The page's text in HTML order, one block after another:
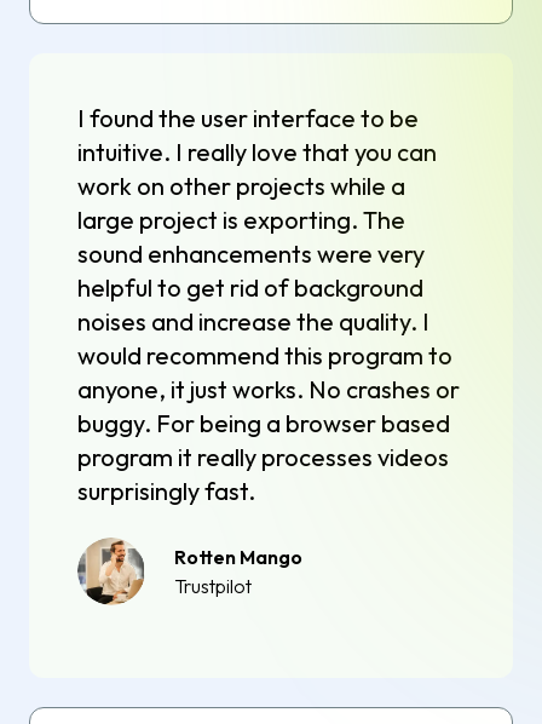
I found the user interface to be
intuitive. I really love that you can
work on other projects while a
large project is exporting. The
sound enhancements were very
helpful to get rid of background
noises and increase the quality. I
would recommend this program to
anyone, it just works. No crashes or
buggy. For being a browser based
program it really processes videos
surprisingly fast.
Rotten Mango
Trustpilot